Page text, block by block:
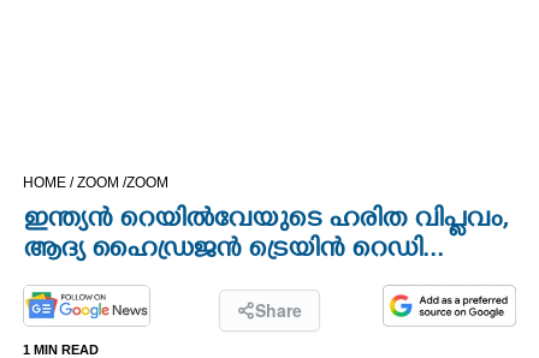
OPINION
HOME /ZOOM /ZOOM
ഇന്ത്യൻ റെയിൽവേയുടെ ഹരിത വിപ്ലവം,
ആദ്യ ഹൈഡ്രജൻ ട്രെയിൻ റെഡി...
Share
1 MIN READ